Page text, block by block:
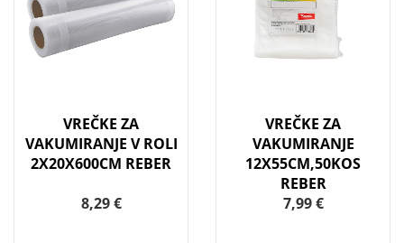
VREČKE ZA
VAKUMIRANJE V ROLI
2X20X600CM REBER
8,29 €
VREČKE ZA
VAKUMIRANJE
12X55CM,50KOS
REBER
7,99 €